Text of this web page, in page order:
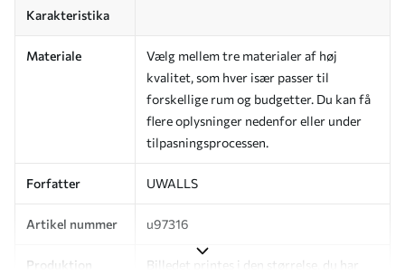
Karakteristika
Materiale
Vælg mellem tre materialer af høj
kvalitet, som hver især passer til
forskellige rum og budgetter. Du kan få
flere oplysninger nedenfor eller under
tilpasningsprocessen.
Forfatter UWALLS
Artikel nummer u97316
Produktion
Billedet printes i den størrelse, du har